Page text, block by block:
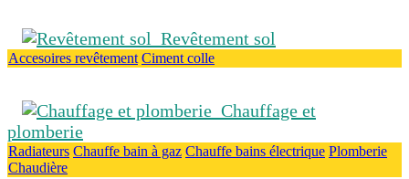
Revêtement sol
Accesoires revêtement Ciment colle
Chauffage et
plomberie
Radiateurs Chauffe bain à gaz Chauffe bains électrique Plomberie
Chaudière